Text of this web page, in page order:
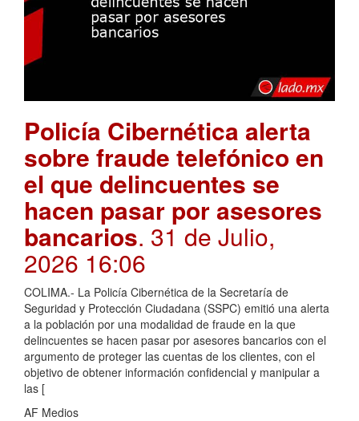
Policía Cibernética alerta
sobre fraude telefónico en
el que delincuentes se
hacen pasar por asesores
bancarios. 31 de Julio,
2026 16:06
COLIMA.- La Policía Cibernética de la Secretaría de
Seguridad y Protección Ciudadana (SSPC) emitió una alerta
a la población por una modalidad de fraude en la que
delincuentes se hacen pasar por asesores bancarios con el
argumento de proteger las cuentas de los clientes, con el
objetivo de obtener información confidencial y manipular a
las [
AF Medios